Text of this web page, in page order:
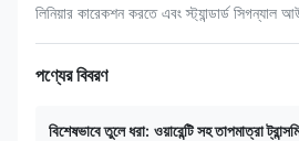
লিনিয়ার কারেকশন করতে এবং স্ট্যান্ডার্ড
পণ্যের বিবরণ
বিশেষভাবে তুলে ধরা: ওয়ারেন্টি সহ তাপমাত্রা